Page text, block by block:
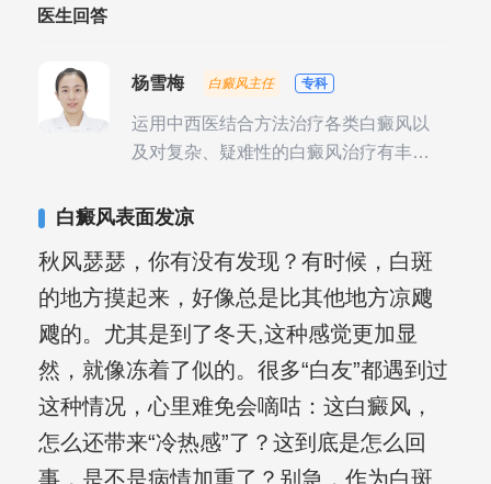
医生回答
杨雪梅 白癜风主任 专科
运用中西医结合方法治疗各类白癜风以
及对复杂、疑难性的白癜风治疗有丰富
合巩固用药的调理，并对白癜风患者的
导，全方位帮助患者康复。
白癜风表面发凉
秋风瑟瑟，你有没有发现？有时候，白斑
的地方摸起来，好像总是比其他地方凉飕
飕的。尤其是到了冬天,这种感觉更加显
然，就像冻着了似的。很多“白友”都遇到过
这种情况，心里难免会嘀咕：这白癜风，
怎么还带来“冷热感”了？这到底是怎么回
事，是不是病情加重了？别急，作为白斑